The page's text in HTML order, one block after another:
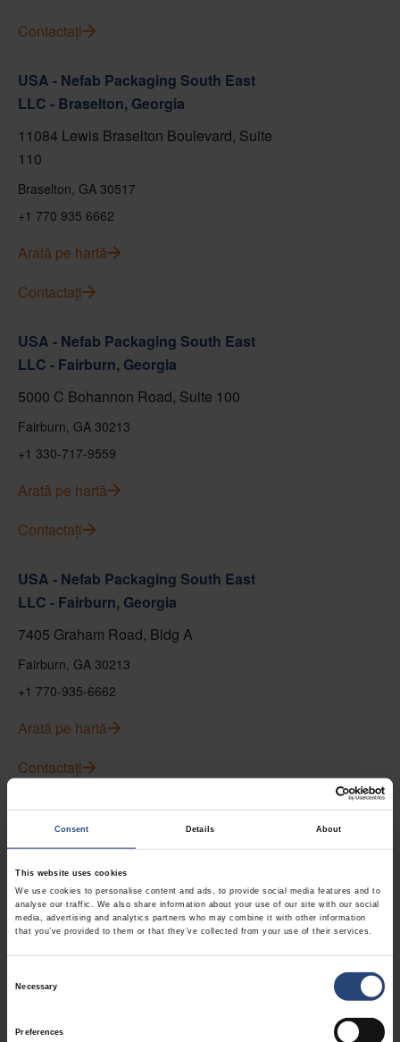
Consent Details About
This website uses cookies
We use cookies to personalise content and ads, to provide social media features and to
analyse our traffic. We also share information about your use of our site with our social
media, advertising and analytics partners who may combine it with other information
that you’ve provided to them or that they’ve collected from your use of their services.
Necessary
Preferences
Contactați
USA - Nefab Packaging South East
LLC - Braselton, Georgia
11084 Lewis Braselton Boulevard, Suite
110
Braselton, GA 30517
+1 770 935 6662
Arată pe hartă
Contactați
USA - Nefab Packaging South East
LLC - Fairburn, Georgia
5000 C Bohannon Road, Suite 100
Fairburn, GA 30213
+1 330-717-9559
Arată pe hartă
Contactați
USA - Nefab Packaging South East
LLC - Fairburn, Georgia
7405 Graham Road, Bldg A
Fairburn, GA 30213
+1 770-935-6662
Arată pe hartă
Contactați
USA - Nefab Packaging North LLC -
1539 Hunter Rd
Hanover Park, IL 60133
+1 630-451-5345 x50103